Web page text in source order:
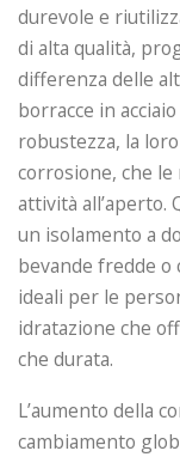
durevole e
di alta qualità,
differenza delle
borracce in
robustezza, la
corrosione, che le
attività all’aperto.
un isolamento a
bevande fredde
ideali per le
idratazione che
che durata.
L’aumento della
cambiamento